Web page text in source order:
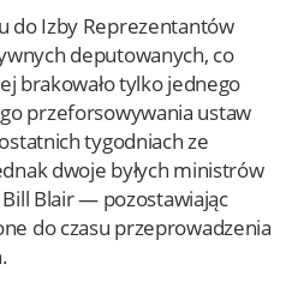
do Izby Reprezentantów
deputowanych, co
brakowało tylko jednego
przeforsowywania ustaw
tygodniach ze
dwoje byłych ministrów
Blair — pozostawiając
do czasu przeprowadzenia